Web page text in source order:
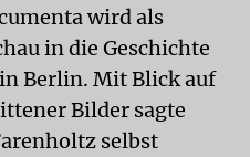
wird als
in die Geschichte
Berlin. Mit Blick auf
Bilder sagte
selbst